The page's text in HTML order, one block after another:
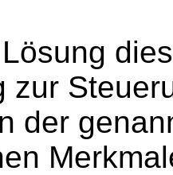
zur
der